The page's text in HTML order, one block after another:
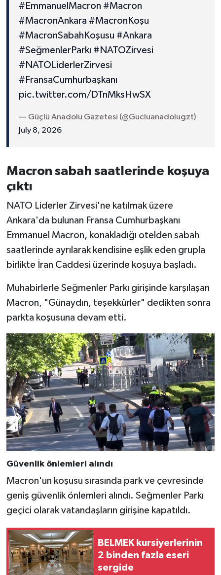
#EmmanuelMacron #Macron
#MacronAnkara #MacronKoşu
#MacronSabahKoşusu #Ankara
#SeğmenlerParkı #NATOZirvesi
#NATOLiderlerZirvesi
#FransaCumhurbaşkanı
pic.twitter.com/DTnMksHwSX
— Güçlü Anadolu Gazetesi (@Gucluanadolugzt)
July 8, 2026
Macron sabah saatlerinde koşuya
çıktı
NATO Liderler Zirvesi'ne katılmak üzere
Ankara'da bulunan Fransa Cumhurbaşkanı
Emmanuel Macron, konakladığı otelden sabah
saatlerinde ayrılarak kendisine eşlik eden grupla
birlikte İran Caddesi üzerinde koşuya başladı.
Muhabirlerle Seğmenler Parkı girişinde karşılaşan
Macron, "Günaydın, teşekkürler" dedikten sonra
parkta koşusuna devam etti.
Güvenlik önlemleri alındı
Macron'un koşusu sırasında park ve çevresinde
geniş güvenlik önlemleri alındı. Seğmenler Parkı
geçici olarak vatandaşların girişine kapatıldı.
BELMEK kursiyerlerinin
2 binden fazla eseri
sergide